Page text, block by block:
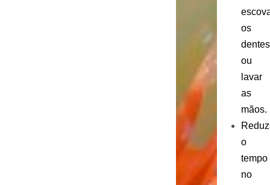
os
dentes
ou
lavar
as
mãos.
o
tempo
no